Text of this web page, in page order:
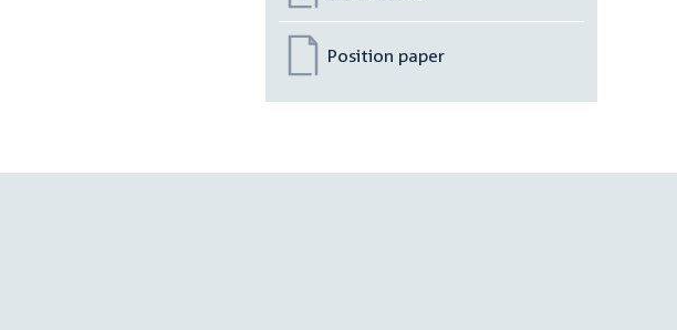
Position paper